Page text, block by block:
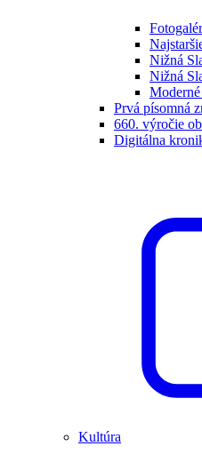
Nižná
Nižná
Prvá písomná
660. výročie
Digitálna
Kultúra